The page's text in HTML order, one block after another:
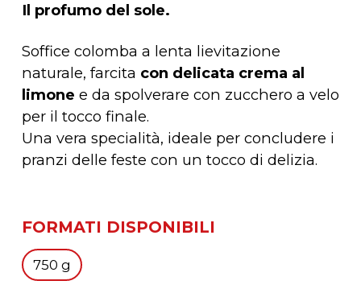
Il profumo del sole.
Soffice colomba a lenta lievitazione
naturale, farcita con delicata crema al
limone e da spolverare con zucchero a velo
per il tocco finale.
Una vera specialità, ideale per concludere i
pranzi delle feste con un tocco di delizia.
FORMATI DISPONIBILI
750 g